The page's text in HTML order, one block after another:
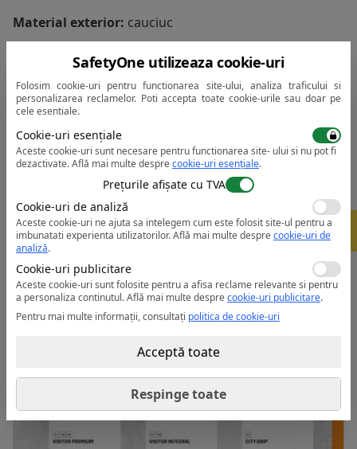
Material exterior: cauciuc
Caracteristici:
• Proprietati antistatice si ESD
• Bombeu de protectie din aluminiu/titan
• Talpa intermediara anti-perforatie
• Talpa exterioara rezistenta la combustibili si uleiuri
• Talpa exterioara anti-alunecare
• Certificare SRC (SRB + SRA) - coeficient anti-alunecare
pe suprafete de otel cu glicerina si ceramice cu
detergent
• Coeficient remarcabil de aderenta
• Cod de culoare pentru a identifica marimile
• Doar 4 marimi pentru a acoperi marimile de la 34 la
47
• Gama de marimi: S (34-37) - M (38-42) - L (43-45) - XL
Fisa tehnica: Deschide PDF
SafetyOne utilizeaza cookie-uri
Folosim cookie-uri pentru functionarea site-ului, analiza traficului si
personalizarea reclamelor. Poti accepta toate cookie-urile sau doar pe
cele esentiale.
Cookie-uri esențiale
Aceste cookie-uri sunt necesare pentru functionarea site- ului si nu pot fi
dezactivate.Află mai multe desprecookie-uri esențiale.
Prețurile afișate cu TVA
Cookie-uri de analiză
Aceste cookie-uri ne ajuta sa intelegem cum este folosit site-ul pentru a
imbunatati experienta utilizatorilor.Află mai multe desprecookie-uri de
analiză.
Cookie-uri publicitare
Aceste cookie-uri sunt folosite pentru a afisa reclame relevante si pentru
a personaliza continutul.Află mai multe desprecookie-uri publicitare.
Pentru mai multe informații, consultați politica de cookie-uri
Respinge toate
Acceptă toate